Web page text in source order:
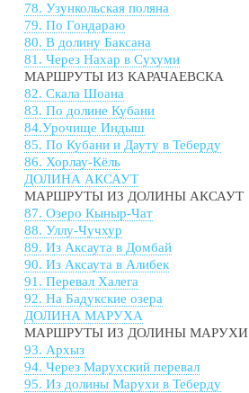
78. Узункольская поляна
79. По Гондараю
80. В долину Баксана
81. Через Нахар в Сухуми
МАРШРУТЫ ИЗ КАРАЧАЕВСКА
82. Скала Шоана
83. По долине Кубани
84.Урочище Индыш
85. По Кубани и Дауту в Теберду
86. Хорлау-Кёль
ДОЛИНА АКСАУТ
МАРШРУТЫ ИЗ ДОЛИНЫ АКСАУТ
87. Озеро Кыныр-Чат
88. Уллу-Чучхур
89. Из Аксаута в Домбай
90. Из Аксаута в Алибек
91. Перевал Халега
92. На Бадукские озера
ДОЛИНА МАРУХА
МАРШРУТЫ ИЗ ДОЛИНЫ МАРУХИ
93. Архыз
94. Через Марухский перевал
95. Из долины Марухи в Теберду